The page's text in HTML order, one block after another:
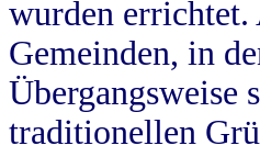
wurden errichtet.
Gemeinden, in
Übergangsweise
traditionellen